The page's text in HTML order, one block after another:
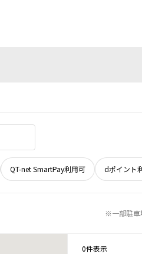
QT-net SmartPay利用可 dポイント
※一部駐車
0件表示